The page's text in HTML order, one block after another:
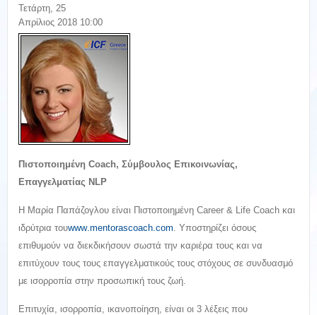
Τετάρτη, 25
Απρίλιος 2018 10:00
Πιστοποιημένη Coach, Σύμβουλος Επικοινωνίας,
Επαγγελματίας NLP
Η Μαρία Παπάζογλου είναι Πιστοποιημένη Career & Life Coach και
ιδρύτρια τουwww.mentorascoach.com. Yποστηρίζει όσους
επιθυμούν να διεκδικήσουν σωστά την καριέρα τους και να
επιτύχουν τους τους επαγγελματικούς τους στόχους σε συνδυασμό
με ισορροπία στην προσωπική τους ζωή.
Επιτυχία, ισορροπία, ικανοποίηση, είναι οι 3 λέξεις που